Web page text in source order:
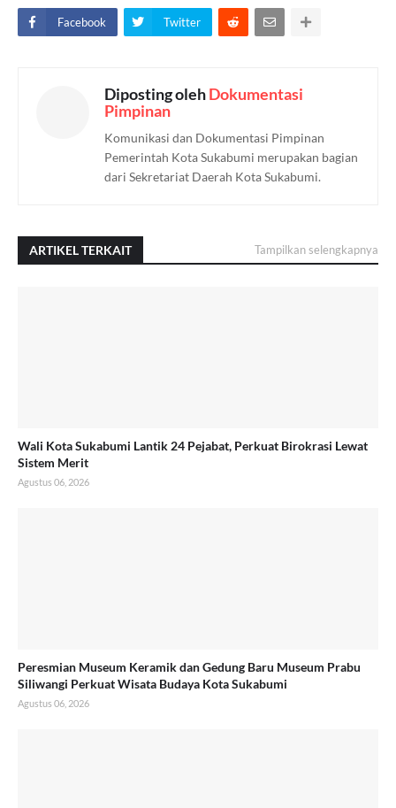
Facebook Twitter
Diposting olehDokumentasi
Pimpinan
Komunikasi dan Dokumentasi Pimpinan
Pemerintah Kota Sukabumi merupakan bagian
dari Sekretariat Daerah Kota Sukabumi.
ARTIKEL TERKAIT Tampilkan selengkapnya
Wali Kota Sukabumi Lantik 24 Pejabat, Perkuat Birokrasi Lewat
Sistem Merit
Agustus 06, 2026
Peresmian Museum Keramik dan Gedung Baru Museum Prabu
Siliwangi Perkuat Wisata Budaya Kota Sukabumi
Agustus 06, 2026